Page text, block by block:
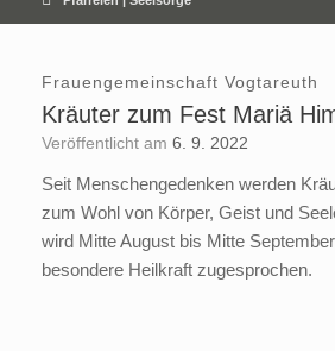
Frauengemeinschaft Vogtareuth
Kräuter zum Fest Mariä
Veröffentlicht am 6. 9. 2022
Seit Menschengedenken werden
zum Wohl von Körper, Geist und
wird Mitte August bis Mitte
besondere Heilkraft zugesprochen.